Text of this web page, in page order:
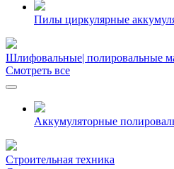
Пилы циркулярные
Шлифовальные| полировальные
Смотреть все
Аккумуляторные
Строительная техника